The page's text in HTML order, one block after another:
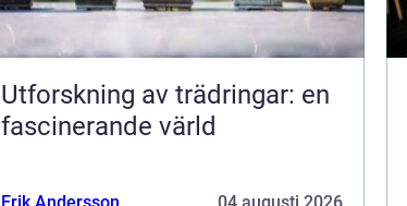
Utforskning av trädringar: en
fascinerande värld
Erik Andersson 04 augusti 2026